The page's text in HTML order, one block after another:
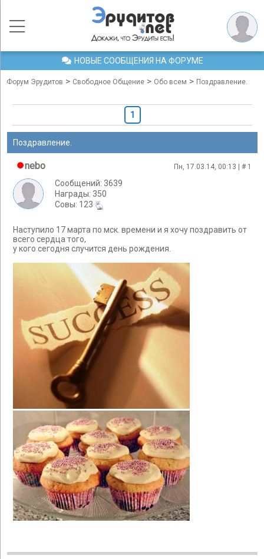
НОВЫЕ СООБЩЕНИЯ НА ФОРУМЕ
Форум Эрудитов > Свободное Общение > Обо всем > Поздравление.
1
Поздравление.
nebo Пн, 17.03.14, 00:13 | # 1
Сообщений: 3639
Награды: 350
Cовы: 123
Наступило 17 марта по мск. времени и я хочу поздравить от
всего сердца того,
у кого сегодня случится день рождения.